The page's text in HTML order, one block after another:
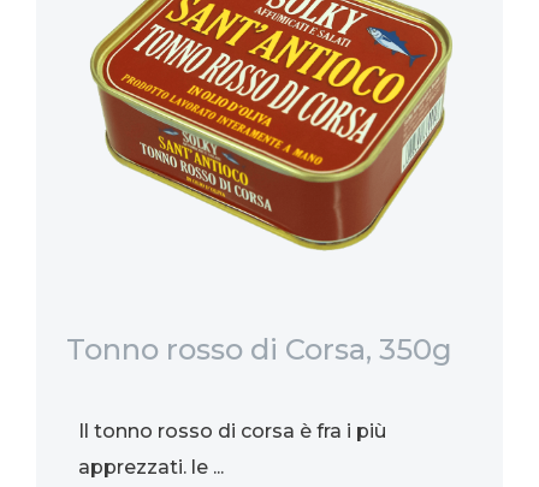
Tonno rosso di Corsa, 350g
Il tonno rosso di corsa è fra i più
apprezzati. le ...